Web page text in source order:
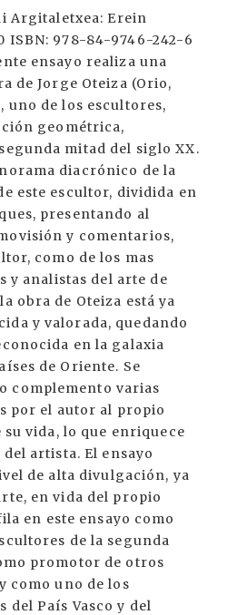
Argitaletxea: Erein
ISBN: 978-84-9746-242-6
ensayo realiza una
de Jorge Oteiza (Orio,
uno de los escultores,
geométrica,
mitad del siglo XX.
diacrónico de la
este escultor, dividida en
presentando al
y comentarios,
como de los mas
analistas del arte de
obra de Oteiza está ya
y valorada, quedando
en la galaxia
de Oriente. Se
complemento varias
por el autor al propio
vida, lo que enriquece
artista. El ensayo
de alta divulgación, ya
en vida del propio
en este ensayo como
de la segunda
promotor de otros
como uno de los
del País Vasco y del